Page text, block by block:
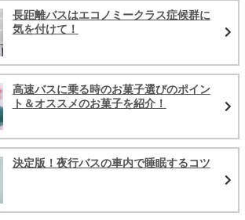
長距離バスはエコノミークラス症候群に
気を付けて！
高速バスに乗る時のお菓子選びのポイン
ト＆オススメのお菓子を紹介！
決定版！夜行バスの車内で睡眠するコツ